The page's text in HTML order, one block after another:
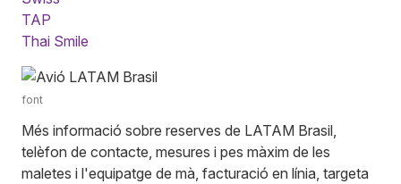
TAP
Thai Smile
font
Més informació sobre reserves de LATAM Brasil,
telèfon de contacte, mesures i pes màxim de les
maletes i l'equipatge de mà, facturació en línia, targeta